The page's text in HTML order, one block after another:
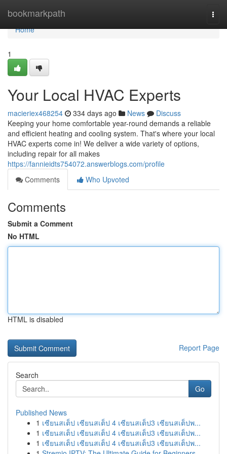
bookmarkpath
Home
Home
1
Your Local HVAC Experts
macieriex468254 334 days ago News
Discuss
Keeping your home comfortable year-round demands a reliable
and efficient heating and cooling system. That's where your local
HVAC experts come in! We deliver a wide variety of options,
including repair for all makes
https://fannieidts754072.answerblogs.com/profile
Comments
Who Upvoted
Comments
Submit a Comment
No HTML
HTML is disabled
Report Page
Search
Go
Published News
1 เซียนสเต็ป เซียนสเต็ป 4 เซียนสเต็ป3 เซียนสเต็ปพ...
1 เซียนสเต็ป เซียนสเต็ป 4 เซียนสเต็ป3 เซียนสเต็ปพ...
1 เซียนสเต็ป เซียนสเต็ป 4 เซียนสเต็ป3 เซียนสเต็ปพ...